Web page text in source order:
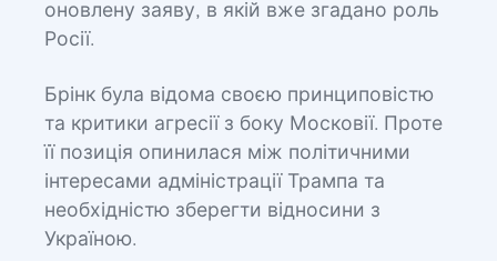
оновлену заяву, в якій вже згадано роль
Росії.
Брінк була відома своєю принциповістю
та критики агресії з боку Московії. Проте
її позиція опинилася між політичними
інтересами адміністрації Трампа та
необхідністю зберегти відносини з
Україною.